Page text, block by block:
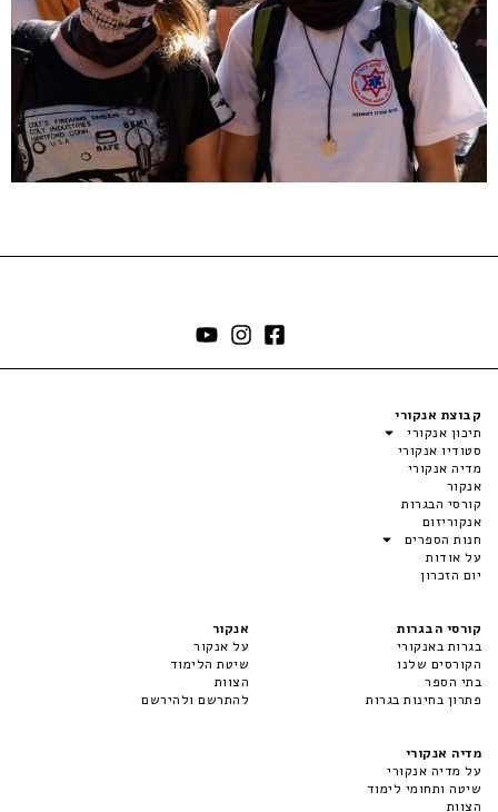
קבוצת אנקורי
תיכון אנקורי
סטודיו אנקורי
מדיה אנקורי
אנקור
קורסי הבגרות
אנקוריזום
חנות הספרים
על אודות
יום הזכרון
קורסי הבגרות
בגרות באנקורי
הקורסים שלנו
בתי הספר
פתרון בחינות בגרות
אנקור
על אנקור
שיטת הלימוד
הצוות
להתרשם ולהירשם
מדיה אנקורי
על מדיה אנקורי
שיטה ותחומי לימוד
הצוות